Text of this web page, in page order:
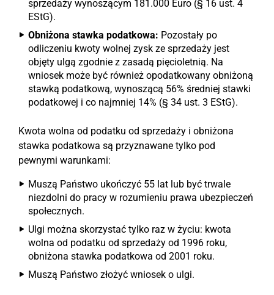
sprzedaży wynoszącym 181.000 Euro (§ 16 ust. 4
EStG).
Obniżona stawka podatkowa: Pozostały po
odliczeniu kwoty wolnej zysk ze sprzedaży jest
objęty ulgą zgodnie z zasadą pięcioletnią. Na
wniosek może być również opodatkowany obniżoną
stawką podatkową, wynoszącą 56% średniej stawki
podatkowej i co najmniej 14% (§ 34 ust. 3 EStG).
Kwota wolna od podatku od sprzedaży i obniżona
stawka podatkowa są przyznawane tylko pod
pewnymi warunkami:
Muszą Państwo ukończyć 55 lat lub być trwale
niezdolni do pracy w rozumieniu prawa ubezpieczeń
społecznych.
Ulgi można skorzystać tylko raz w życiu: kwota
wolna od podatku od sprzedaży od 1996 roku,
obniżona stawka podatkowa od 2001 roku.
Muszą Państwo złożyć wniosek o ulgi.